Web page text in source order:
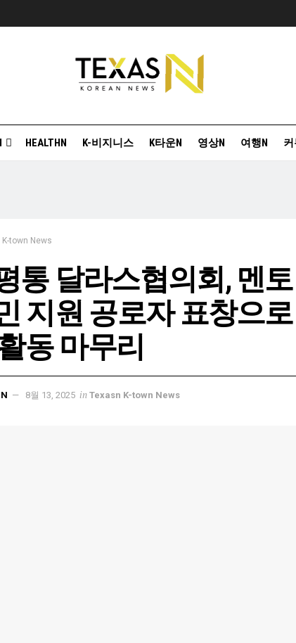
HEALTHN K-비지니스 K타운N 영상N 여행N
town News
통 달라스협의회, 멘토
지원 공로자 표창으
동 마무리
8월 13, 2025 in Texasn K-town News